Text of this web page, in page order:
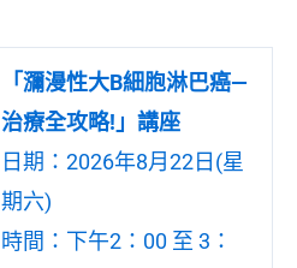
「瀰漫性大B細胞淋巴癌—
治療全攻略!」講座
日期：2026年8月22日(星
期六)
時間：下午2：00 至 3：